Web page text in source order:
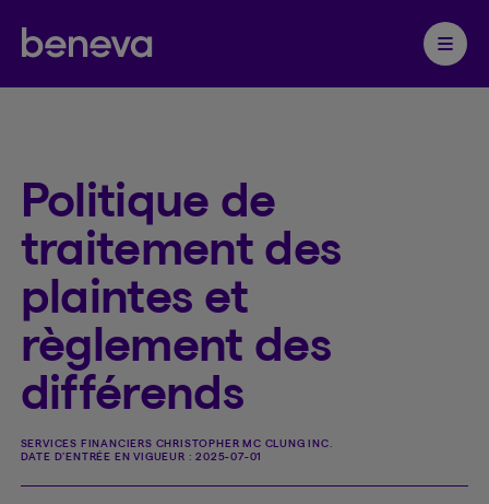
Partenaire Beneva
Ouvrir
Politique de
traitement des
plaintes et
règlement des
différends
SERVICES FINANCIERS CHRISTOPHER MC CLUNG INC.
DATE D'ENTRÉE EN VIGUEUR :2025-07-01